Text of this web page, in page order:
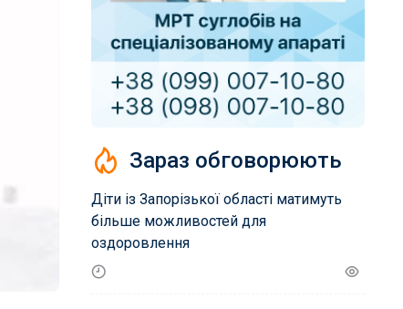
Зараз обговорюють
Діти із Запорізької області матимуть
більше можливостей для
оздоровлення